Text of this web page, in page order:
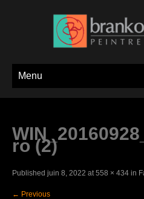
Menu
ro (2)
Published juin 8, 2022 at558 × 434 in
← Previous